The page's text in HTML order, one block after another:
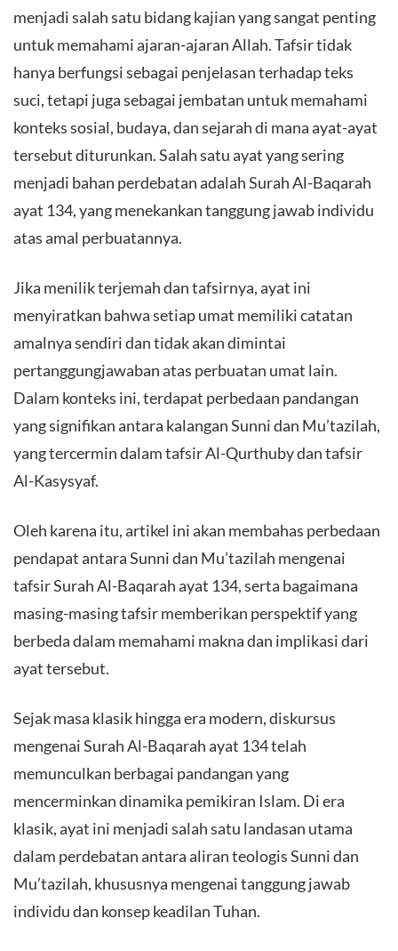
menjadi salah satu bidang kajian yang sangat penting
untuk memahami ajaran-ajaran Allah. Tafsir tidak
hanya berfungsi sebagai penjelasan terhadap teks
suci, tetapi juga sebagai jembatan untuk memahami
konteks sosial, budaya, dan sejarah di mana ayat-ayat
tersebut diturunkan. Salah satu ayat yang sering
menjadi bahan perdebatan adalah Surah Al-Baqarah
ayat 134, yang menekankan tanggung jawab individu
atas amal perbuatannya.
Jika menilik terjemah dan tafsirnya, ayat ini
menyiratkan bahwa setiap umat memiliki catatan
amalnya sendiri dan tidak akan dimintai
pertanggungjawaban atas perbuatan umat lain.
Dalam konteks ini, terdapat perbedaan pandangan
yang signifikan antara kalangan Sunni dan Mu’tazilah,
yang tercermin dalam tafsir Al-Qurthuby dan tafsir
Al-Kasysyaf.
Oleh karena itu, artikel ini akan membahas perbedaan
pendapat antara Sunni dan Mu’tazilah mengenai
tafsir Surah Al-Baqarah ayat 134, serta bagaimana
masing-masing tafsir memberikan perspektif yang
berbeda dalam memahami makna dan implikasi dari
ayat tersebut.
Sejak masa klasik hingga era modern, diskursus
mengenai Surah Al-Baqarah ayat 134 telah
memunculkan berbagai pandangan yang
mencerminkan dinamika pemikiran Islam. Di era
klasik, ayat ini menjadi salah satu landasan utama
dalam perdebatan antara aliran teologis Sunni dan
Mu’tazilah, khususnya mengenai tanggung jawab
individu dan konsep keadilan Tuhan.